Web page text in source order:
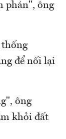
phán", ông
thống
để nối lại
ông
khỏi đất